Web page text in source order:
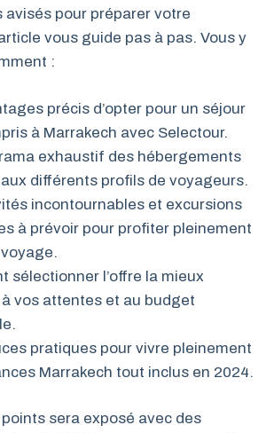
avisés pour préparer votre
vous guide pas à pas. Vous y
:
précis d’opter pour un séjour
à Marrakech avec Selectour.
exhaustif des hébergements
différents profils de voyageurs.
incontournables et excursions
à prévoir pour profiter pleinement
sélectionner l’offre la mieux
vos attentes et au budget
pratiques pour vivre pleinement
Marrakech tout inclus en 2024.
sera exposé avec des